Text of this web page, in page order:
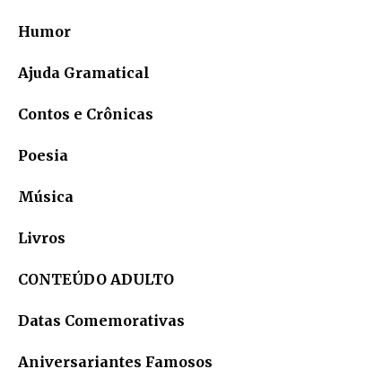
Humor
Ajuda Gramatical
Contos e Crônicas
Poesia
Música
Livros
CONTEÚDO ADULTO
Datas Comemorativas
Aniversariantes Famosos